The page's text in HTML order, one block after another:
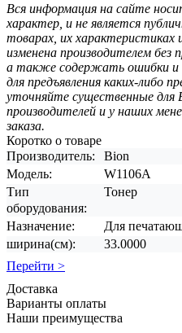
Вся информация на сайте
характер, и не является
товарах, их
изменена производителем без
а также содержать ошибки
для предъявления каких-либо
уточняйте существенные для
производителей и у наших
заказа.
Коротко о товаре
Производитель:
Bion
Модель:
W1106A
Тип
оборудования:
Тонер
Назначение:
Для
ширина(см):
33.0000
Перейти >
Доставка
Варианты оплаты
Наши преимущества